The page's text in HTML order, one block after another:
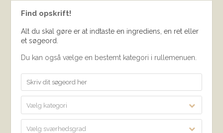
Find opskrift!
Alt du skal gøre er at indtaste en ingrediens, en ret eller
et søgeord.
Du kan også vælge en bestemt kategori i rullemenuen.
Vælg kategori
Vælg sværhedsgrad